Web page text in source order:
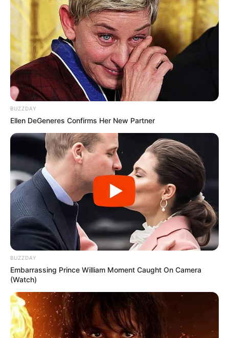
BUZZDAY
Ellen DeGeneres Confirms Her New Partner
BUZZDAY
Embarrassing Prince William Moment Caught On Camera
(Watch)